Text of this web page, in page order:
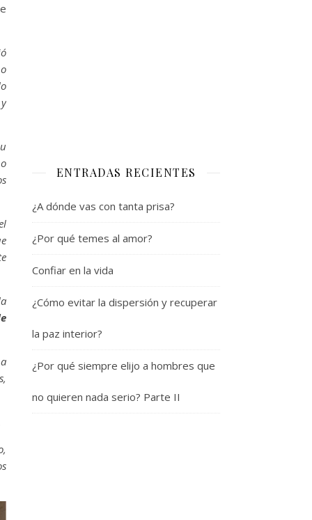
ENTRADAS RECIENTES
¿A dónde vas con tanta prisa?
¿Por qué temes al amor?
Confiar en la vida
¿Cómo evitar la dispersión y recuperar
la paz interior?
¿Por qué siempre elijo a hombres que
no quieren nada serio? Parte II